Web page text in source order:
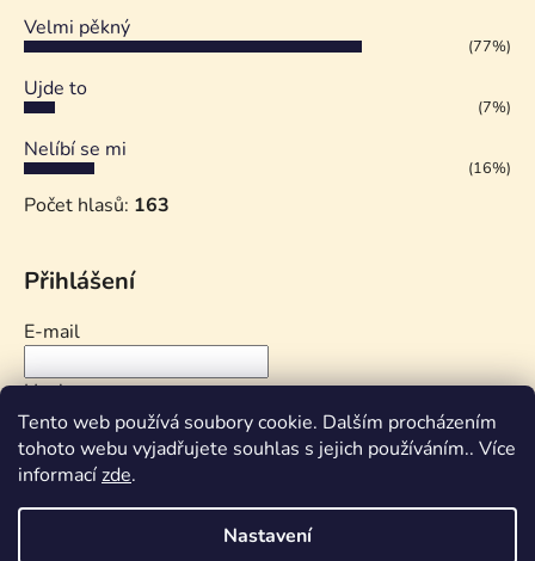
Tento web používá soubory cookie. Dalším procházením
tohoto webu vyjadřujete souhlas s jejich používáním.. Více
informacízde.
Nastavení
Velmi pěkný
(77%)
Ujde to
(7%)
Nelíbí se mi
(16%)
Počet hlasů: 163
Přihlášení
E-mail
Heslo
PŘIHLÁSIT SE
Nová registraceZapomenuté heslo